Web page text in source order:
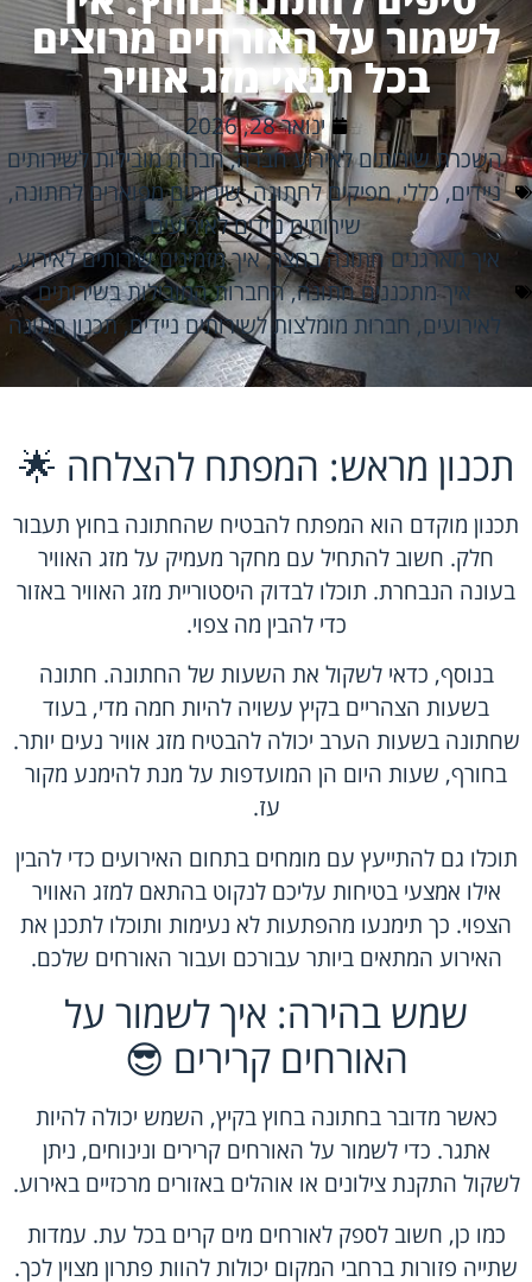
לשמור על האורחים מרוצים
בכל תנאי מזג אוויר
ינואר 28, 2026
השכרת שירותים לאירוע חברה,חברות מובילות לשירותים
ניידים,כללי,מפיקים לחתונה,שירותים מפוארים לחתונה,
שירותים ניידים לאירועים
איך מארגנים חתונה בחצר,איך מזמינים שירותים לאירוע,
איך מתכננים חתונה,החברות המובילות בשירותים
לאירועים, חברות מומלצות לשירותים ניידים,תכנון חתונה
תכנון מראש: המפתח להצלחה 🌟
תכנון מוקדם הוא המפתח להבטיח שהחתונה בחוץ תעבור
חלק. חשוב להתחיל עם מחקר מעמיק על מזג האוויר
בעונה הנבחרת. תוכלו לבדוק היסטוריית מזג האוויר באזור
כדי להבין מה צפוי.
בנוסף, כדאי לשקול את השעות של החתונה. חתונה
בשעות הצהריים בקיץ עשויה להיות חמה מדי, בעוד
שחתונה בשעות הערב יכולה להבטיח מזג אוויר נעים יותר.
בחורף, שעות היום הן המועדפות על מנת להימנע מקור
עז.
תוכלו גם להתייעץ עם מומחים בתחום האירועים כדי להבין
אילו אמצעי בטיחות עליכם לנקוט בהתאם למזג האוויר
הצפוי. כך תימנעו מהפתעות לא נעימות ותוכלו לתכנן את
האירוע המתאים ביותר עבורכם ועבור האורחים שלכם.
שמש בהירה: איך לשמור על
האורחים קרירים 😎
כאשר מדובר בחתונה בחוץ בקיץ, השמש יכולה להיות
אתגר. כדי לשמור על האורחים קרירים ונינוחים, ניתן
לשקול התקנת צילונים או אוהלים באזורים מרכזיים באירוע.
כמו כן, חשוב לספק לאורחים מים קרים בכל עת. עמדות
שתייה פזורות ברחבי המקום יכולות להוות פתרון מצוין לכך.